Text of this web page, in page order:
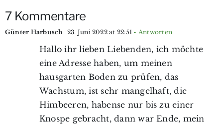
7 Kommentare
Günter Harbusch 23. Juni 2022 at 22:51 - Antworten
Hallo ihr lieben Liebenden, ich möchte
eine Adresse haben, um meinen
hausgarten Boden zu prüfen, das
Wachstum, ist sehr mangelhaft, die
Himbeeren, habense nur bis zu einer
Knospe gebracht, dann war Ende, mein